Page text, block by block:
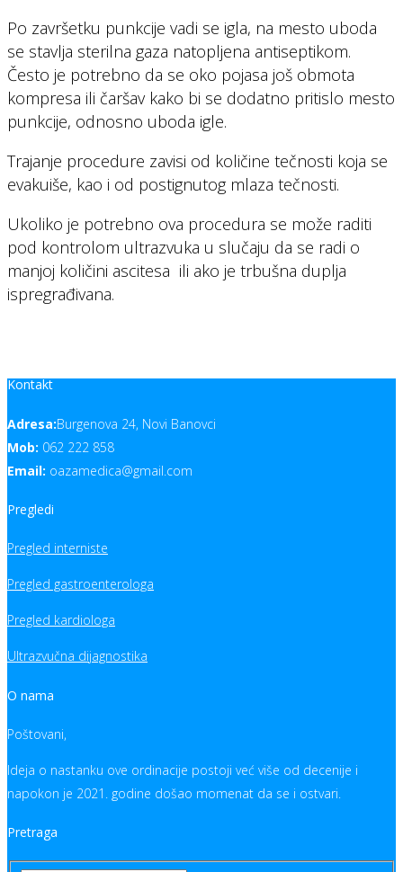
Po završetku punkcije vadi se igla, na mesto uboda
se stavlja sterilna gaza natopljena antiseptikom.
Često je potrebno da se oko pojasa još obmota
kompresa ili čaršav kako bi se dodatno pritislo mesto
punkcije, odnosno uboda igle.
Trajanje procedure zavisi od količine tečnosti koja se
evakuiše, kao i od postignutog mlaza tečnosti.
Ukoliko je potrebno ova procedura se može raditi
pod kontrolom ultrazvuka u slučaju da se radi o
manjoj količini ascitesa ili ako je trbušna duplja
ispregrađivana.
Kontakt
Adresa:Burgenova 24, Novi Banovci
Mob: 062 222 858
Email: oazamedica@gmail.com
Pregledi
Pregled interniste
Pregled gastroenterologa
Pregled kardiologa
Ultrazvučna dijagnostika
O nama
Poštovani,
Ideja o nastanku ove ordinacije postoji već više od decenije i
napokon je 2021. godine došao momenat da se i ostvari.
Pretraga